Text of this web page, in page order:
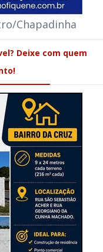
Chapadinha
Deixe com quem